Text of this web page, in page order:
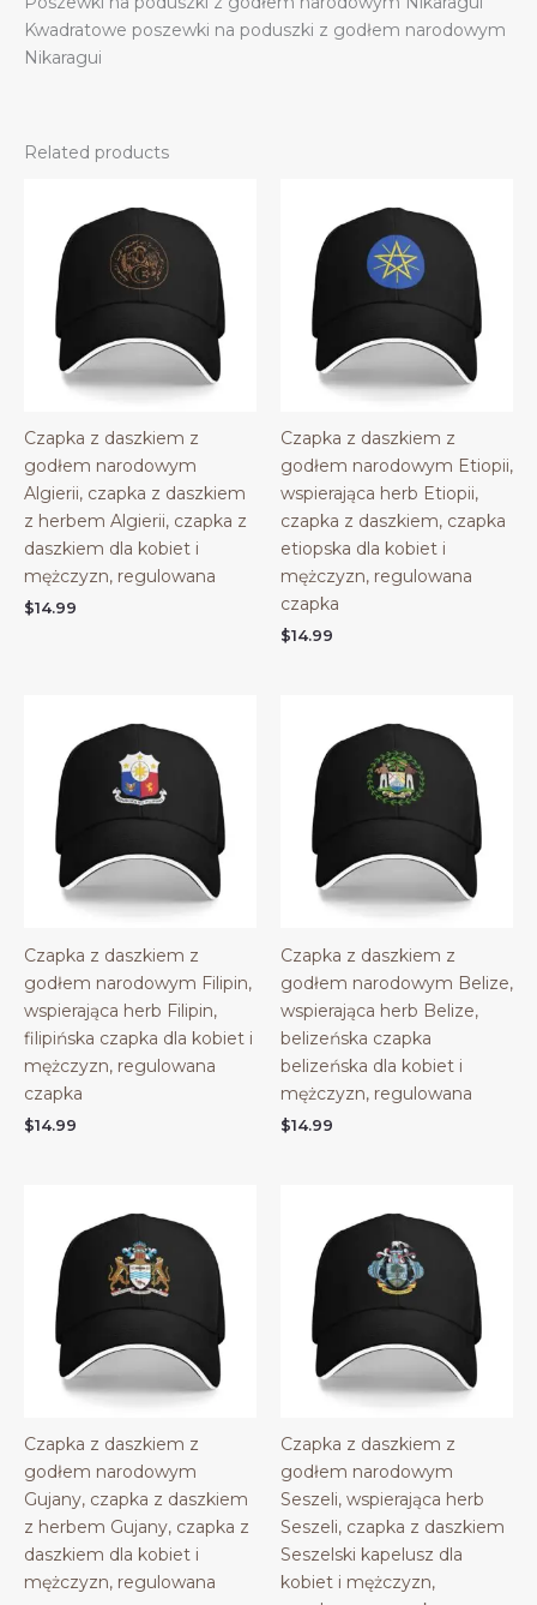
Kwadratowe poszewki na poduszki z godłem narodowym
Nikaragui
Related products
Czapka z daszkiem z
godłem narodowym
Algierii, czapka z daszkiem
z herbem Algierii, czapka z
daszkiem dla kobiet i
mężczyzn, regulowana
$14.99
Czapka z daszkiem z
godłem narodowym Etiopii,
wspierająca herb Etiopii,
czapka z daszkiem, czapka
etiopska dla kobiet i
mężczyzn, regulowana
czapka
$14.99
Czapka z daszkiem z
godłem narodowym Filipin,
wspierająca herb Filipin,
filipińska czapka dla kobiet i
mężczyzn, regulowana
czapka
$14.99
Czapka z daszkiem z
godłem narodowym Belize,
wspierająca herb Belize,
belizeńska czapka
belizeńska dla kobiet i
mężczyzn, regulowana
$14.99
Czapka z daszkiem z
godłem narodowym
Gujany, czapka z daszkiem
z herbem Gujany, czapka z
daszkiem dla kobiet i
mężczyzn, regulowana
Czapka z daszkiem z
godłem narodowym
Seszeli, wspierająca herb
Seszeli, czapka z daszkiem
Seszelski kapelusz dla
kobiet i mężczyzn,